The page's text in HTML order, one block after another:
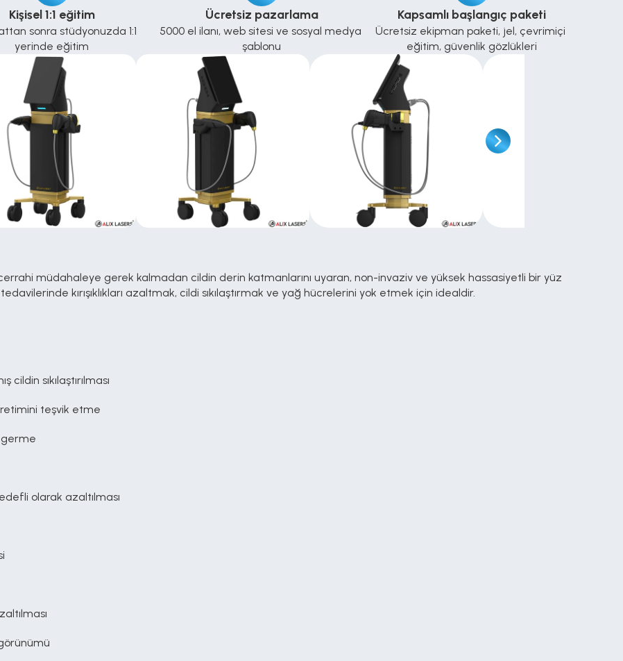
Kişisel 1:1 eğitim
sonra stüdyonuzda 1:1
yerinde eğitim
Ücretsiz pazarlama
5000 el ilanı, web sitesi ve sosyal medya
şablonu
Kapsamlı başlangıç paketi
Ücretsiz ekipman paketi, jel, çevrimiçi
eğitim, güvenlik gözlükleri
müdahaleye gerek kalmadan cildin derin katmanlarını uyaran, non-invaziv ve yüksek hassasiyetli bir yüz
kırışıklıkları azaltmak, cildi sıkılaştırmak ve yağ hücrelerini yok etmek için idealdir.
sıkılaştırılması
teşvik etme
olarak azaltılması